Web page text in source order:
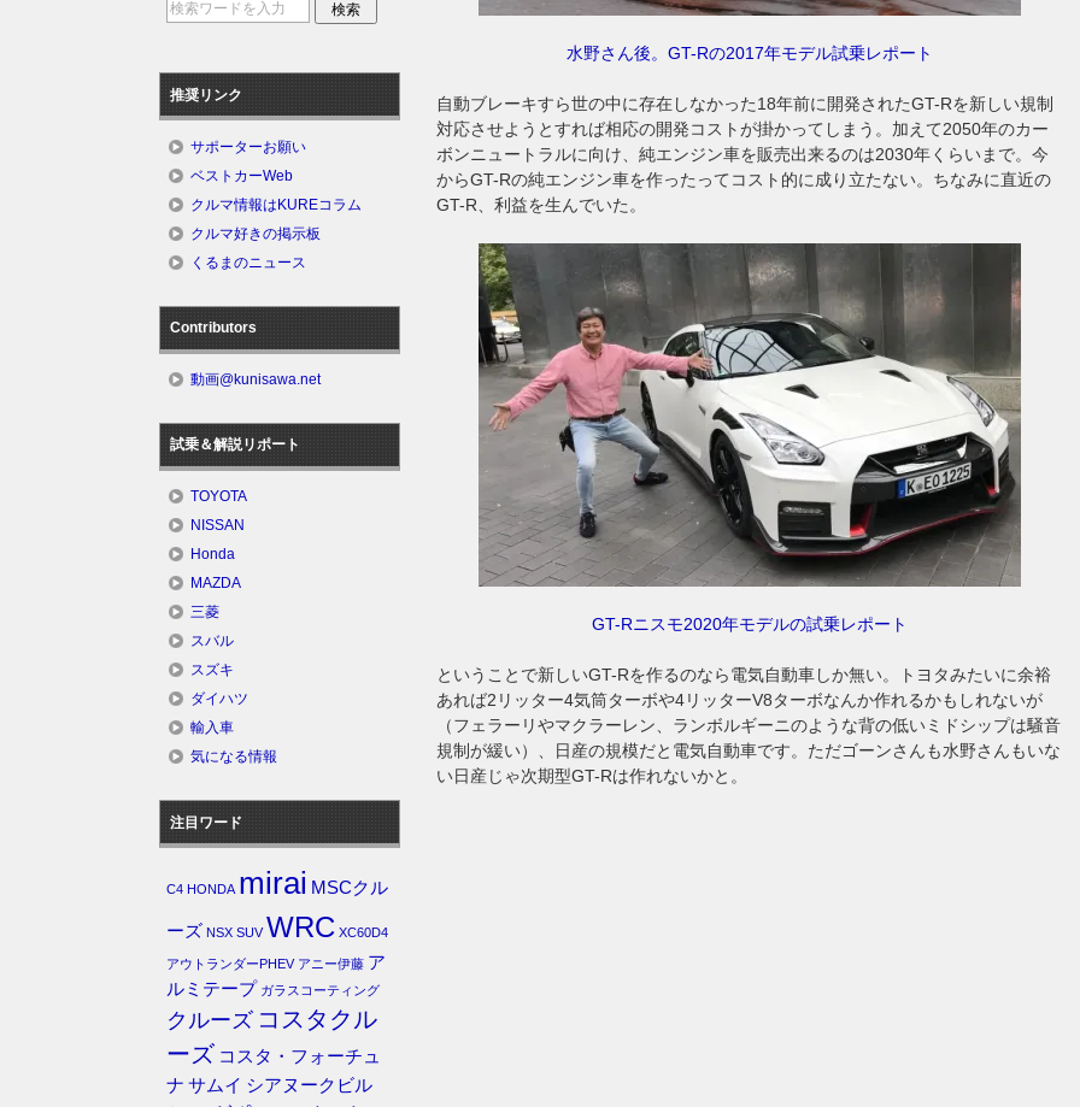
水野さん後。GT-Rの2017年モデル試乗レポート
自動ブレーキすら世の中に存在しなかった18年前に開発されたGT-Rを新しい規制
対応させようとすれば相応の開発コストが掛かってしまう。加えて2050年のカー
ボンニュートラルに向け、純エンジン車を販売出来るのは2030年くらいまで。今
からGT-Rの純エンジン車を作ったってコスト的に成り立たない。ちなみに直近の
GT-R、利益を生んでいた。
GT-Rニスモ2020年モデルの試乗レポート
ということで新しいGT-Rを作るのなら電気自動車しか無い。トヨタみたいに余裕
あれば2リッター4気筒ターボや4リッターV8ターボなんか作れるかもしれないが
（フェラーリやマクラーレン、ランボルギーニのような背の低いミドシップは騒音
規制が緩い）、日産の規模だと電気自動車です。ただゴーンさんも水野さんもいな
い日産じゃ次期型GT-Rは作れないかと。
推奨リンク
サポーターお願い
ベストカーWeb
クルマ情報はKUREコラム
クルマ好きの掲示板
くるまのニュース
Contributors
動画@kunisawa.net
試乗＆解説リポート
TOYOTA
NISSAN
Honda
MAZDA
三菱
スバル
スズキ
ダイハツ
輸入車
気になる情報
注目ワード
C4 HONDA mirai MSCクル
ーズ NSX SUV WRC XC60D4
アウトランダーPHEV アニー伊藤 ア
ルミテープ ガラスコーティング
クルーズ コスタクル
ーズ コスタ・フォーチュ
ナ サムイ シアヌークビル